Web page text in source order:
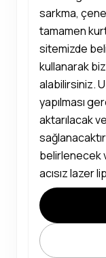
sarkma,
tamamen
sitemizde
kullanarak
alabilirsiniz.
yapılması
aktarılacak
belirlenecek
acısız lazer